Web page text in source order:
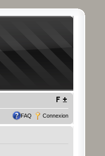
FAQ Connexion